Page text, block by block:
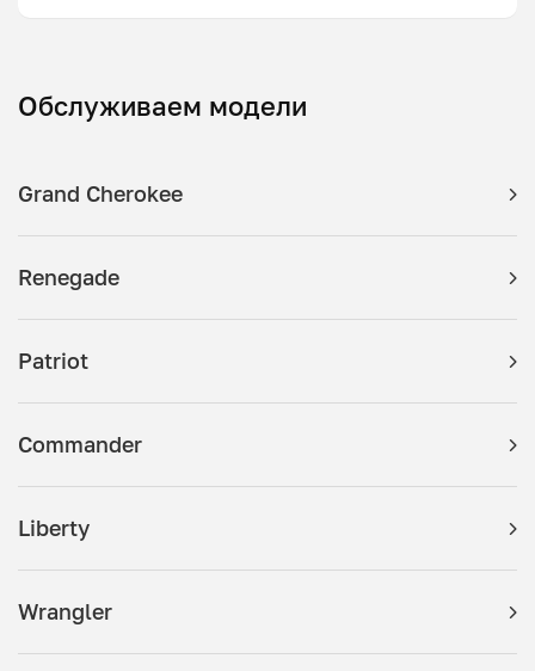
Обслуживаем модели
Grand Cherokee
Renegade
Patriot
Commander
Liberty
Wrangler